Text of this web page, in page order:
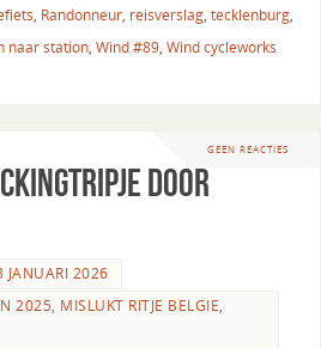
, Randonneur, reisverslag, tecklenburg,
naar station, Wind #89, Wind cycleworks
GEEN REACTIES
door
JANUARI 2026
2025, MISLUKT RITJE BELGIE,